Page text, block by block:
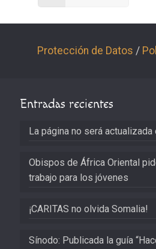
Protección de Datos /
Entradas recientes
La página no será actualizada
Obispos de África Oriental
trabajo para los jóvenes
¡CARITAS no olvida Somalia!
Sínodo: Publicada la guía